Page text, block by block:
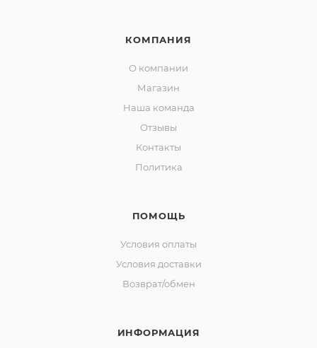
КОМПАНИЯ
О компании
Магазин
Наша команда
Отзывы
Контакты
Политика
ПОМОЩЬ
Условия оплаты
Условия доставки
Возврат/обмен
ИНФОРМАЦИЯ